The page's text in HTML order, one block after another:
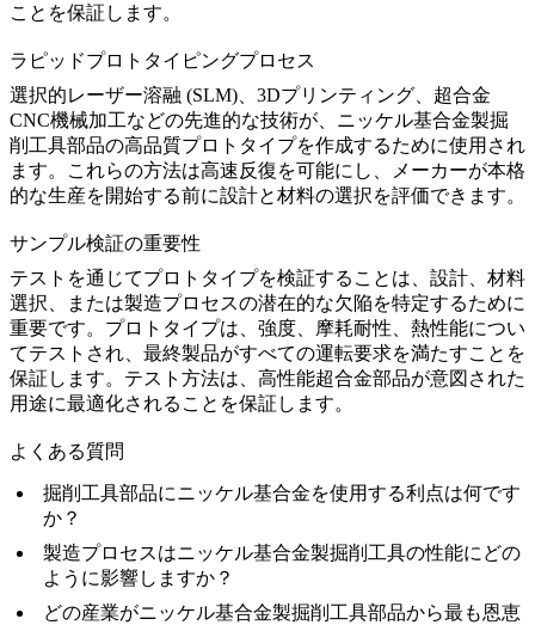
ことを保証します。
ラピッドプロトタイピングプロセス
選択的レーザー溶融 (SLM)
3Dプリンティング
超合金
CNC機械加工などの先進的な技術が、ニッケル基合金製掘
削工具部品の高品質プロトタイプを作成するために使用され
ます。これらの方法は高速反復を可能にし、メーカーが本格
的な生産を開始する前に設計と材料の選択を評価できます。
サンプル検証の重要性
テストを通じてプロトタイプを検証することは、設計、材料
選択、または製造プロセスの潜在的な欠陥を特定するために
重要です。プロトタイプは、強度、摩耗耐性、熱性能につい
てテストされ、最終製品がすべての運転要求を満たすことを
保証します。テスト方法は、 高性能超合金部品が意図された
用途に最適化されることを保証します。
よくある質問
掘削工具部品にニッケル基合金を使用する利点は何です
か？
製造プロセスはニッケル基合金製掘削工具の性能にどの
ように影響しますか？
どの産業がニッケル基合金製掘削工具部品から最も恩恵